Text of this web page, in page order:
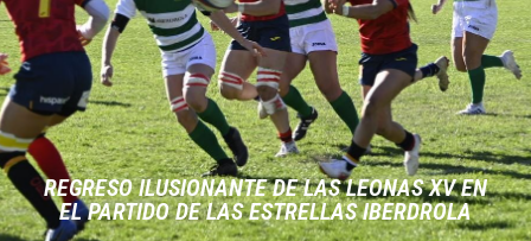
REGRESO ILUSIONANTE DE LAS LEONAS XV EN
EL PARTIDO DE LAS ESTRELLAS IBERDROLA